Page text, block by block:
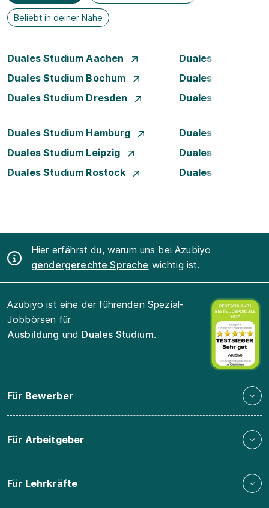
Beliebt in deiner Nähe
Duales Studium Aachen
Duales Studium
Duales Studium Bochum
Duales Studium
Duales Studium Dresden
Duales Studium
Duales Studium Hamburg
Duales Studium
Duales Studium Leipzig
Duales Studium
Duales Studium Rostock
Duales Studium
Hier erfährst du, warum uns bei Azubiyo
gendergerechte Sprache wichtig ist.
Azubiyo ist eine der führenden Spezial-
Jobbörsen für
Ausbildung und Duales Studium.
Für Bewerber
Für Arbeitgeber
Für Lehrkräfte